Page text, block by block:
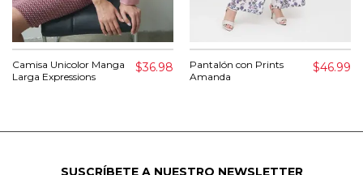
Camisa Unicolor Manga
Larga Expressions
$36.98
Pantalón con Prints
Amanda
$46.99
SUSCRÍBETE A NUESTRO NEWSLETTER